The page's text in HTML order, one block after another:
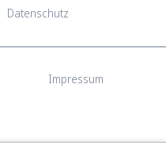
Datenschutz
Navigation
Impressum